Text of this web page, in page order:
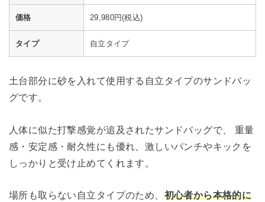
価格 29,980円(税込)
タイプ 自立タイプ
土台部分に砂を入れて使用する自立タイプのサンドバッ
グです。
人体に似た打撃感覚が追及されたサンドバッグで、 重量
感・安定感・耐久性にも優れ、激しいパンチやキックを
しっかりと受け止めてくれます。
場所も取らない自立タイプのため、 初心者から本格的に